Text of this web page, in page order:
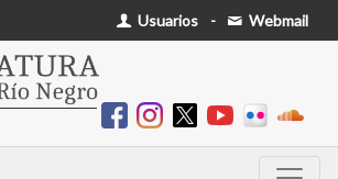
Usuarios - Webmail